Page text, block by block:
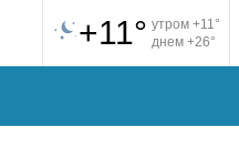
+11° утром +11°
днем +26°